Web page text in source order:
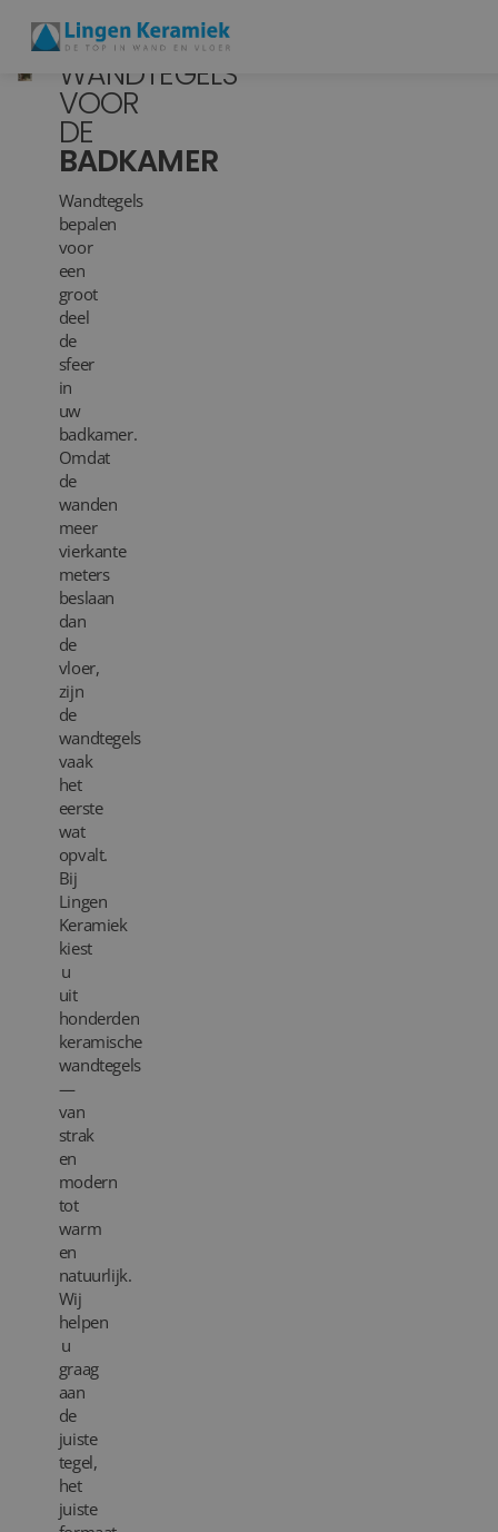
BADKAMERTEGELS
MEER PRODUCTEN
Stijlstudio's
Projecten
Inspiratie
Over ons
Locaties
Tegelviewer
Reviews
Contact
WANDTEGELS
VOOR
DE
BADKAMER
Wandtegels
bepalen
voor
een
groot
deel
de
sfeer
in
uw
badkamer.
Omdat
de
wanden
meer
vierkante
meters
beslaan
dan
de
vloer,
zijn
de
wandtegels
vaak
het
eerste
wat
opvalt.
Bij
Lingen
Keramiek
kiest
u
uit
honderden
keramische
wandtegels
—
van
strak
en
modern
tot
warm
en
natuurlijk.
Wij
helpen
u
graag
aan
de
juiste
tegel,
het
juiste